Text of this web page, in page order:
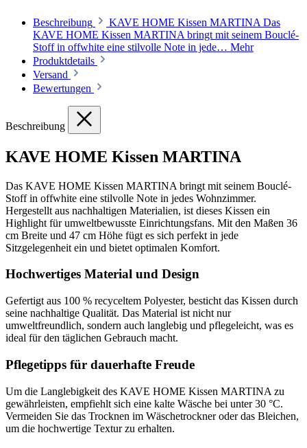
Beschreibung
KAVE HOME Kissen MARTINA Das
KAVE HOME Kissen MARTINA bringt mit seinem Bouclé-
Stoff in offwhite eine stilvolle Note in jede… Mehr
Produktdetails
Versand
Bewertungen
Beschreibung
KAVE HOME Kissen MARTINA
Das KAVE HOME Kissen MARTINA bringt mit seinem Bouclé-
Stoff in offwhite eine stilvolle Note in jedes Wohnzimmer.
Hergestellt aus nachhaltigen Materialien, ist dieses Kissen ein
Highlight für umweltbewusste Einrichtungsfans. Mit den Maßen 36
cm Breite und 47 cm Höhe fügt es sich perfekt in jede
Sitzgelegenheit ein und bietet optimalen Komfort.
Hochwertiges Material und Design
Gefertigt aus 100 % recyceltem Polyester, besticht das Kissen durch
seine nachhaltige Qualität. Das Material ist nicht nur
umweltfreundlich, sondern auch langlebig und pflegeleicht, was es
ideal für den täglichen Gebrauch macht.
Pflegetipps für dauerhafte Freude
Um die Langlebigkeit des KAVE HOME Kissen MARTINA zu
gewährleisten, empfiehlt sich eine kalte Wäsche bei unter 30 °C.
Vermeiden Sie das Trocknen im Wäschetrockner oder das Bleichen,
um die hochwertige Textur zu erhalten.